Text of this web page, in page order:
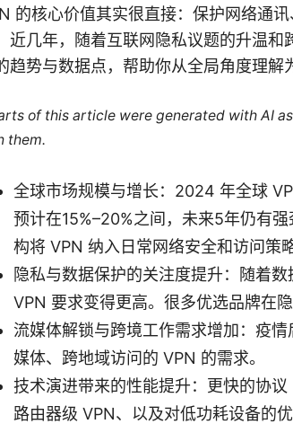
的核心价值其实很直接：保护网络通
近几年，随着互联网隐私议题的升温
趋势与数据点，帮助你从全局角度理解
of this article were generated with AI
them.
全球市场规模与增长：2024 年全球
预计在15%–20%之间，未来5年仍有
构将 VPN 纳入日常网络安全和访问策略
隐私与数据保护的关注度提升：随着
VPN 要求变得更高。很多优选品牌在
流媒体解锁与跨境工作需求增加：疫
媒体、跨地域访问的 VPN 的需求。
技术演进带来的性能提升：更快的协
路由器级 VPN、以及对低功耗设备的